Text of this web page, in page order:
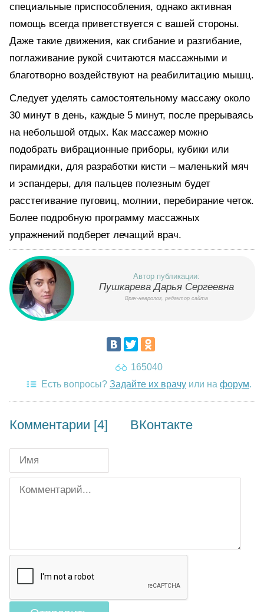
специальные приспособления, однако активная
помощь всегда приветствуется с вашей стороны.
Даже такие движения, как сгибание и разгибание,
поглаживание рукой считаются массажными и
благотворно воздействуют на реабилитацию мышц.
Следует уделять самостоятельному массажу около
30 минут в день, каждые 5 минут, после прерываясь
на небольшой отдых. Как массажер можно
подобрать вибрационные приборы, кубики или
пирамидки, для разработки кисти – маленький мяч
и эспандеры, для пальцев полезным будет
расстегивание пуговиц, молнии, перебирание четок.
Более подробную программу массажных
упражнений подберет лечащий врач.
Автор публикации:
Пушкарева Дарья Сергеевна
Врач-невролог, редактор сайта
165040
Есть вопросы? Задайте их врачу или на форум.
Комментарии [4] ВКонтакте